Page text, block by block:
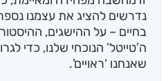
נדרשים להציג את עצמנו
בחיים – על ההישגים,
ה’טייטל’ הנוכחי שלנו, כדי
שאנחנו ‘ראויים’.